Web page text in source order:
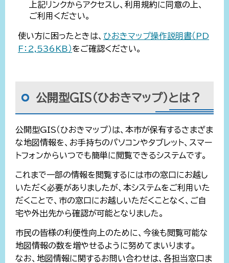
上記リンクからアクセスし、利用規約に同意の上、
ご利用ください。
使い方に困ったときは、 ひおきマップ操作説明書（PD
F：2,536KB）をご確認ください。
公開型GIS（ひおきマップ）とは？
公開型GIS（ひおきマップ）は、本市が保有するさまざま
な地図情報を、お手持ちのパソコンやタブレット、スマー
トフォンからいつでも簡単に閲覧できるシステムです。
これまで一部の情報を閲覧するには市の窓口にお越し
いただく必要がありましたが、本システムをご利用いた
だくことで、市の窓口にお越しいただくことなく、ご自
宅や外出先から確認が可能となりました。
市民の皆様の利便性向上のために、今後も閲覧可能な
地図情報の数を増やせるように努めてまいります。
なお、地図情報に関するお問い合わせは、各担当窓口ま